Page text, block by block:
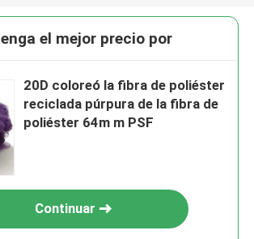
el mejor precio por
20D coloreó la fibra de poliéster
reciclada púrpura de la fibra de
poliéster 64m m PSF
Continuar